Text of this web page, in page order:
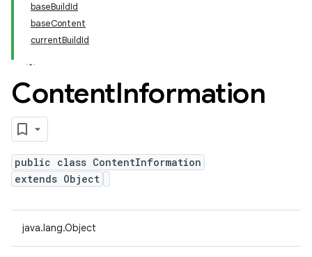
baseBuildId
baseContent
currentBuildId
ContentInformation
public class ContentInformation
extends Object
java.lang.Object